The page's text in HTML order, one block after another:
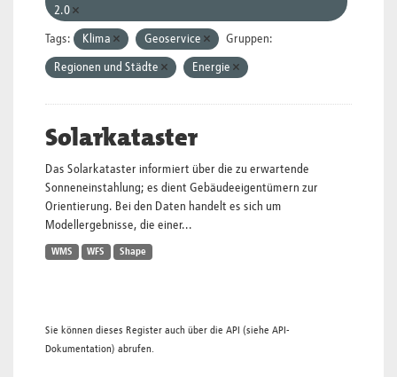
2.0
Tags: Klima Geoservice Gruppen:
Regionen und Städte Energie
Solarkataster
Das Solarkataster informiert über die zu erwartende
Sonneneinstahlung; es dient Gebäudeeigentümern zur
Orientierung. Bei den Daten handelt es sich um
Modellergebnisse, die einer...
WMS WFS Shape
Sie können dieses Register auch über die API (siehe API-
Dokumentation) abrufen.